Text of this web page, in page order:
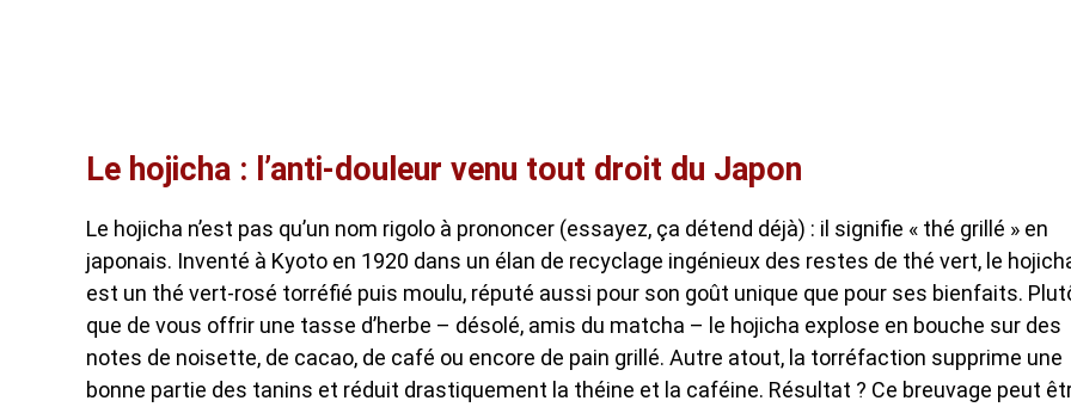
Le hojicha : l’anti-douleur venu tout droit du Japon
Le hojicha n’est pas qu’un nom rigolo à prononcer (essayez, ça détend déjà) : il signifie « thé grillé » en
japonais. Inventé à Kyoto en 1920 dans un élan de recyclage ingénieux des restes de thé vert, le
est un thé vert-rosé torréfié puis moulu, réputé aussi pour son goût unique que pour ses bienfaits.
que de vous offrir une tasse d’herbe – désolé, amis du matcha – le hojicha explose en bouche sur des
notes de noisette, de cacao, de café ou encore de pain grillé. Autre atout, la torréfaction supprime une
bonne partie des tanins et réduit drastiquement la théine et la caféine. Résultat ? Ce breuvage peut